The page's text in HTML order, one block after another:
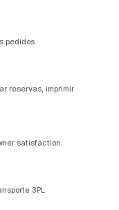
pedidos.
reservas, imprimir
satisfaction.
3PL